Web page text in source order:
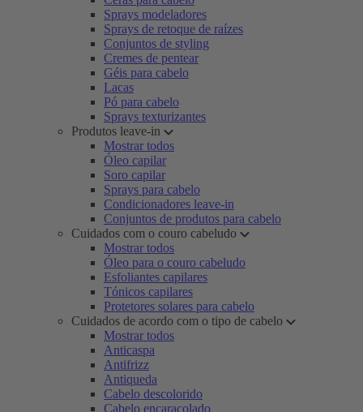
Sprays modeladores
Sprays de retoque de raízes
Conjuntos de styling
Cremes de pentear
Géis para cabelo
Lacas
Pó para cabelo
Sprays texturizantes
Produtos leave-in
Mostrar todos
Óleo capilar
Soro capilar
Sprays para cabelo
Condicionadores leave-in
Conjuntos de produtos para cabelo
Cuidados com o couro cabeludo
Mostrar todos
Óleo para o couro cabeludo
Esfoliantes capilares
Tónicos capilares
Protetores solares para cabelo
Cuidados de acordo com o tipo de cabelo
Mostrar todos
Anticaspa
Antifrizz
Antiqueda
Cabelo descolorido
Cabelo encaracolado